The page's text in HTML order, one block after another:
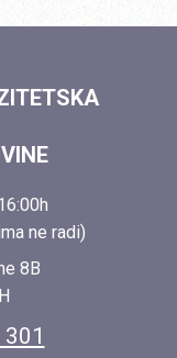
ne radi)
8B